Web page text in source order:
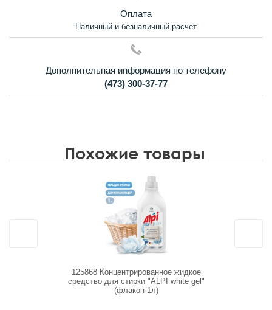
Оплата
Наличный и безналичный расчет
Дополнительная информация по телефону
(473) 300-37-77
Похожие товары
125868 Концентрированное жидкое
средство для стирки "ALPI white gel"
(флакон 1л)